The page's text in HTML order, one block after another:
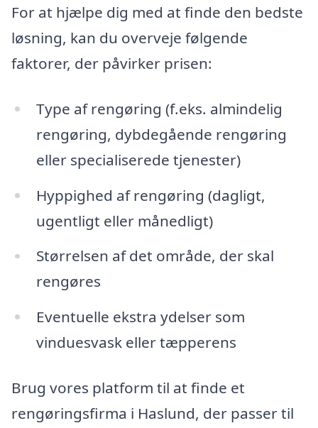
For at hjælpe dig med at finde den bedste
løsning, kan du overveje følgende
faktorer, der påvirker prisen:
Type af rengøring (f.eks. almindelig
rengøring, dybdegående rengøring
eller specialiserede tjenester)
Hyppighed af rengøring (dagligt,
ugentligt eller månedligt)
Størrelsen af det område, der skal
rengøres
Eventuelle ekstra ydelser som
vinduesvask eller tæpperens
Brug vores platform til at finde et
rengøringsfirma i Haslund, der passer til